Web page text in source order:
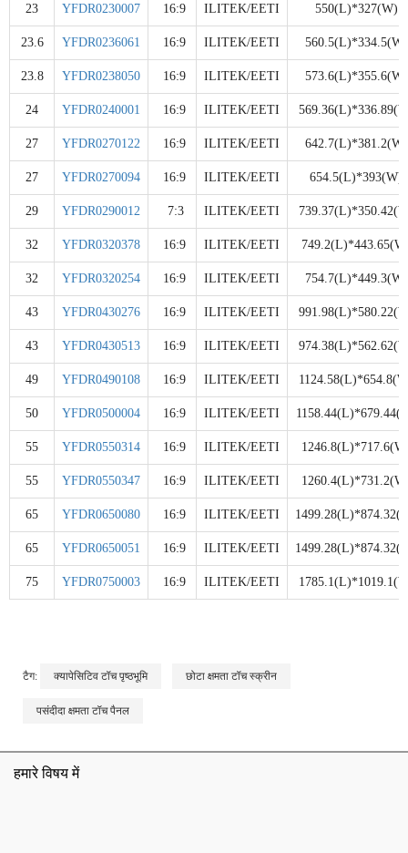
23 YFDR0230007 16:9 ILITEK/EETI 550(L)*327(W)
23.6 YFDR0236061 16:9 ILITEK/EETI 560.5(L)*334.5(W)
23.8 YFDR0238050 16:9 ILITEK/EETI 573.6(L)*355.6(W)
24 YFDR0240001 16:9 ILITEK/EETI
27 YFDR0270122 16:9 ILITEK/EETI 642.7(L)*381.2(W)
27 YFDR0270094 16:9 ILITEK/EETI 654.5(L)*393(W)
29 YFDR0290012 7:3 ILITEK/EETI
32 YFDR0320378 16:9 ILITEK/EETI
32 YFDR0320254 16:9 ILITEK/EETI 754.7(L)*449.3(W)
43 YFDR0430276 16:9 ILITEK/EETI
43 YFDR0430513 16:9 ILITEK/EETI
49 YFDR0490108 16:9 ILITEK/EETI
50 YFDR0500004 16:9 ILITEK/EETI
55 YFDR0550314 16:9 ILITEK/EETI
55 YFDR0550347 16:9 ILITEK/EETI
65 YFDR0650080 16:9 ILITEK/EETI
65 YFDR0650051 16:9 ILITEK/EETI
75 YFDR0750003 16:9 ILITEK/EETI
टैग: क्यापेसिटिव टॉच पृष्ठभूमि छोटा क्षमता टॉच स्क्रीन
पसंदीदा क्षमता टॉच पैनल
हमारे विषय में